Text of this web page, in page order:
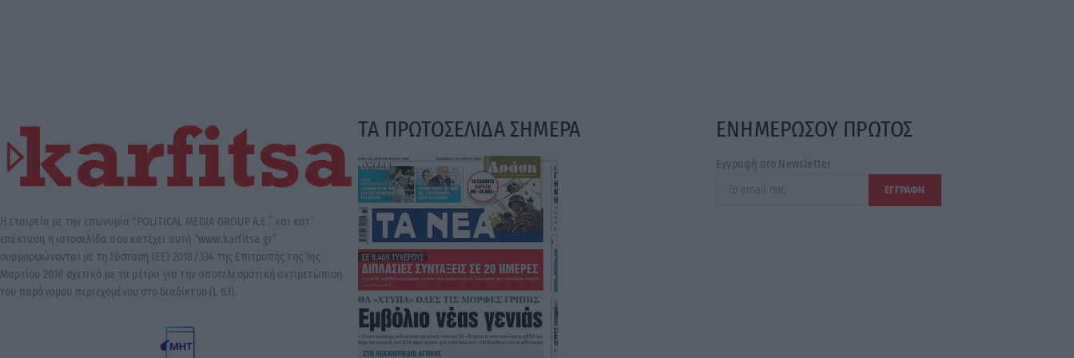
Η εταιρεία με την επωνυμία “POLITICAL MEDIA GROUP A.E.” και κατ’
επέκταση η ιστοσελίδα που κατέχει αυτή “www.karfitsa.gr”
συμμορφώνονται με τη Σύσταση (ΕΕ) 2018/334 της Επιτροπής της 1ης
Μαρτίου 2018 σχετικά με τα μέτρα για την αποτελεσματική αντιμετώπιση
του παράνομου περιεχομένου στο διαδίκτυο (L 63).
ΤΑ ΠΡΩΤΟΣΕΛΙΔΑ ΣΗΜΕΡΑ ΕΝΗΜΕΡΩΣΟΥ ΠΡΩΤΟΣ
Εγγραφή στο Newsletter